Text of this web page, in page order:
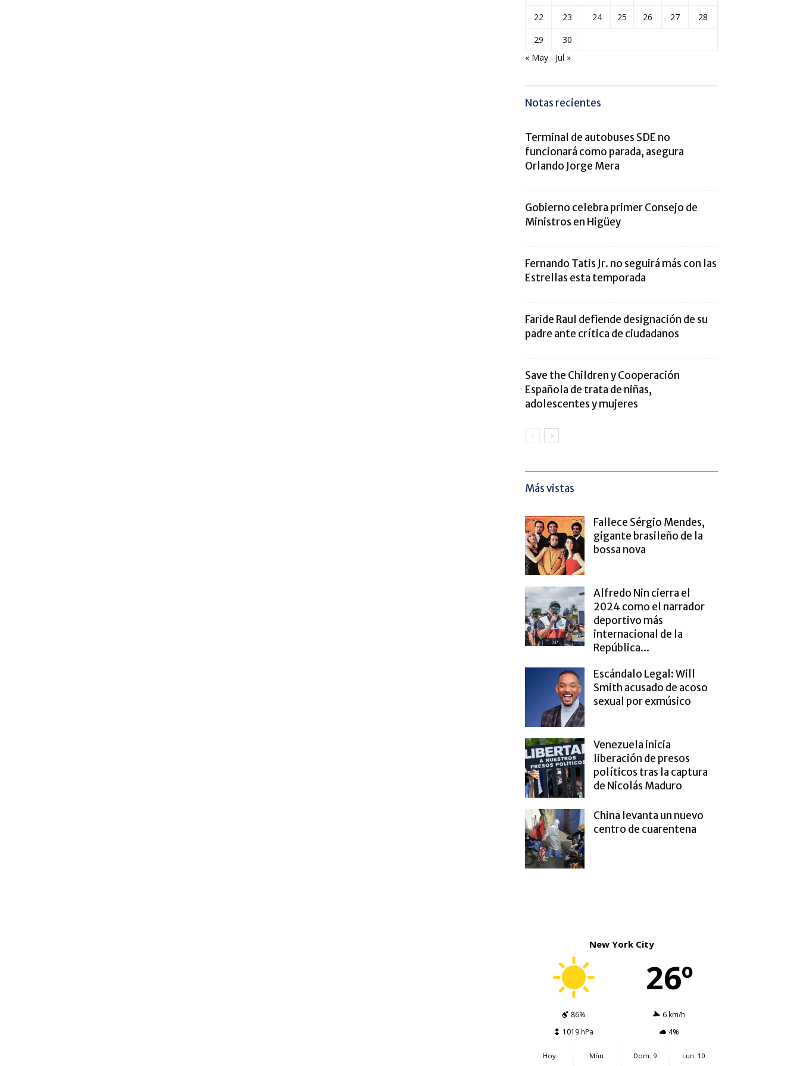
22
23 24 25 26 27
28
29
30
« May
Jul »
Notas recientes
Terminal de autobuses SDE no
funcionará como parada, asegura
Orlando Jorge Mera
Gobierno celebra primer Consejo de
Ministros en Higüey
Fernando Tatis Jr. no seguirá más con las
Estrellas esta temporada
Faride Raul defiende designación de su
padre ante crítica de ciudadanos
Save the Children y Cooperación
Española de trata de niñas,
adolescentes y mujeres
Más vistas
Fallece Sérgio Mendes,
gigante brasileño de la
bossa nova
Alfredo Nin cierra el
2024 como el narrador
deportivo más
internacional de la
República...
Escándalo Legal: Will
Smith acusado de acoso
sexual por exmúsico
Venezuela inicia
liberación de presos
políticos tras la captura
de Nicolás Maduro
China levanta un nuevo
centro de cuarentena
New York City
26º
86%
6 km/h
1019 hPa
4%
Hoy Mñn. Dom. 9 Lun. 10